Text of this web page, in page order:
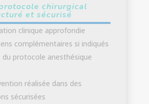
chirurgical
et sécurisé
clinique approfondie
complémentaires si indiqués
du protocole anesthésique
réalisée dans des
sécurisées